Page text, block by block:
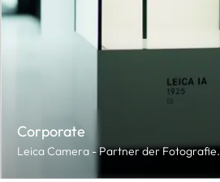
Corporate
Leica Camera - Partner der Fotografie.